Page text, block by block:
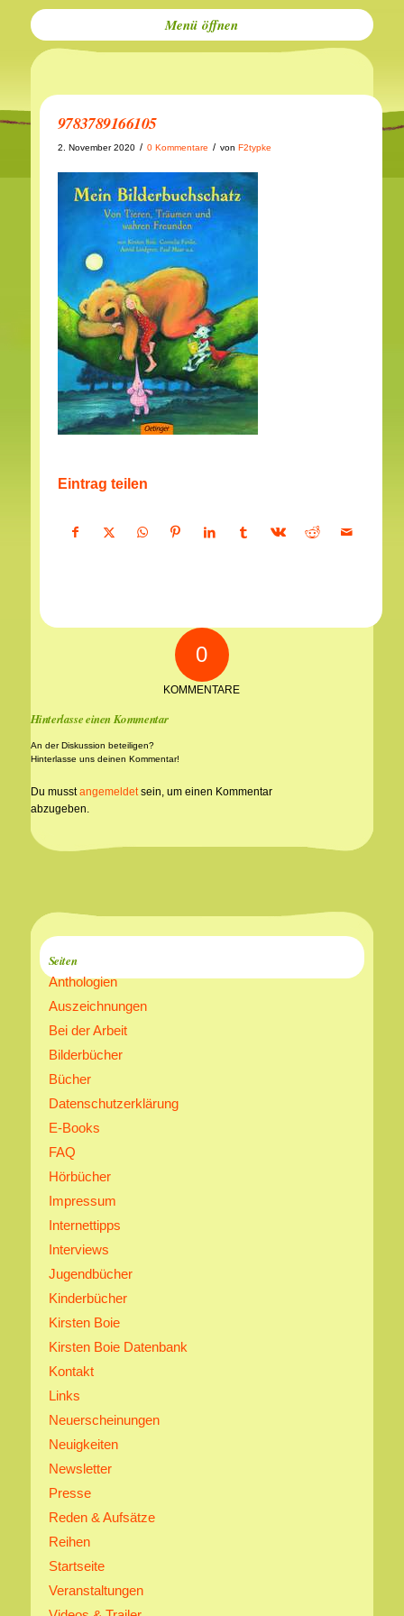
Menü
9783789166105
2. November 2020 / 0 Kommentare / von F2typke
Eintrag teilen
0
KOMMENTARE
Hinterlasse einen Kommentar
An der Diskussion beteiligen?
Hinterlasse uns deinen Kommentar!
Du musstangemeldetsein, um einen Kommentar
abzugeben.
Seiten
Anthologien
Auszeichnungen
Bei der Arbeit
Bilderbücher
Bücher
Datenschutzerklärung
E-Books
FAQ
Hörbücher
Impressum
Internettipps
Interviews
Jugendbücher
Kinderbücher
Kirsten Boie
Kirsten Boie Datenbank
Kontakt
Links
Neuerscheinungen
Neuigkeiten
Newsletter
Presse
Reden & Aufsätze
Reihen
Startseite
Veranstaltungen